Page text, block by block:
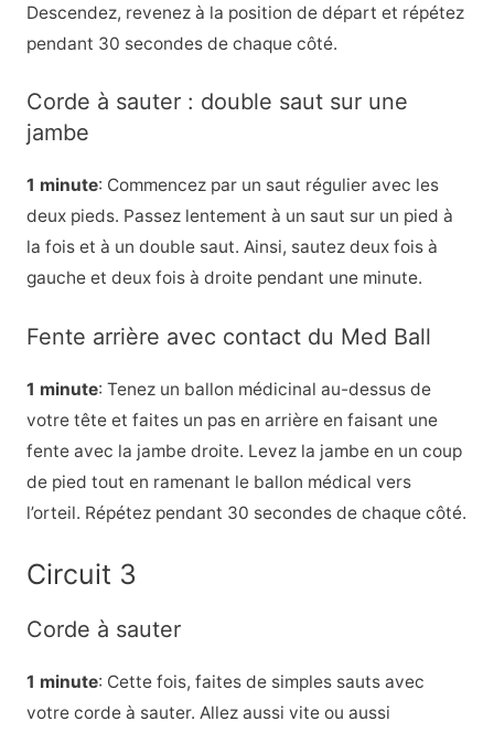
Descendez, revenez à la position de départ et répétez
pendant 30 secondes de chaque côté.
Corde à sauter : double saut sur une
jambe
1 minute: Commencez par un saut régulier avec les
deux pieds. Passez lentement à un saut sur un pied à
la fois et à un double saut. Ainsi, sautez deux fois à
gauche et deux fois à droite pendant une minute.
Fente arrière avec contact du Med Ball
1 minute: Tenez un ballon médicinal au-dessus de
votre tête et faites un pas en arrière en faisant une
fente avec la jambe droite. Levez la jambe en un coup
de pied tout en ramenant le ballon médical vers
l’orteil. Répétez pendant 30 secondes de chaque côté.
Circuit 3
Corde à sauter
1 minute: Cette fois, faites de simples sauts avec
votre corde à sauter. Allez aussi vite ou aussi